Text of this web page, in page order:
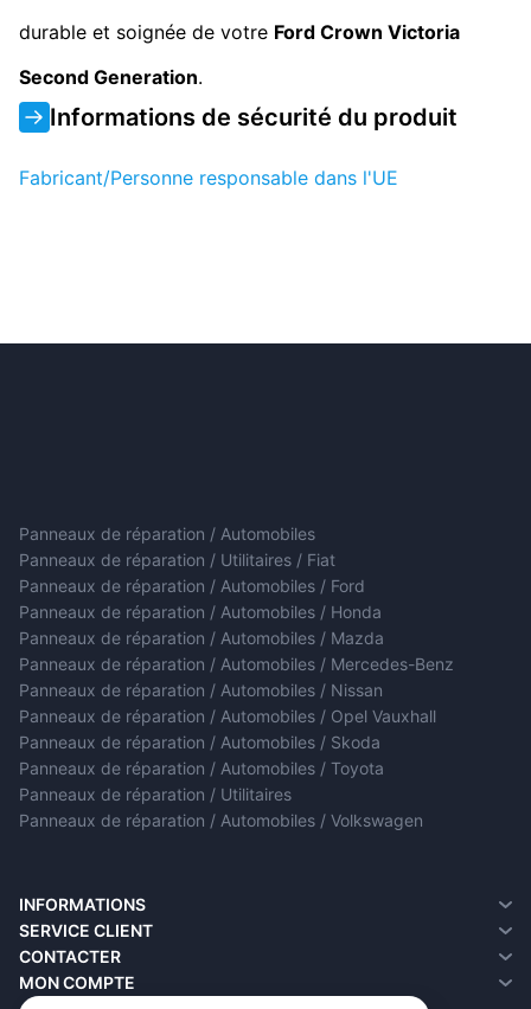
durable et soignée de votre Ford Crown Victoria
Second Generation.
Informations de sécurité du produit
Fabricant/Personne responsable dans l'UE
Panneaux de réparation / Automobiles
Panneaux de réparation / Utilitaires / Fiat
Panneaux de réparation / Automobiles / Ford
Panneaux de réparation / Automobiles / Honda
Panneaux de réparation / Automobiles / Mazda
Panneaux de réparation / Automobiles / Mercedes-Benz
Panneaux de réparation / Automobiles / Nissan
Panneaux de réparation / Automobiles / Opel Vauxhall
Panneaux de réparation / Automobiles / Skoda
Panneaux de réparation / Automobiles / Toyota
Panneaux de réparation / Utilitaires
Panneaux de réparation / Automobiles / Volkswagen
INFORMATIONS
A propos de nous
Informations sur la livraison
Politique de confidentialité
SERVICE CLIENT
Contacter
Retour de marchandise
CONTACTER
MON COMPTE